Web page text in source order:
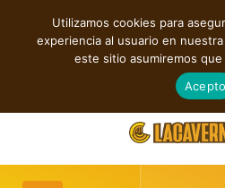
Grainville Train acelera
agosto 6,
Utilizamos cookies para
experiencia al usuario en
este sitio asumiremos
Acepto